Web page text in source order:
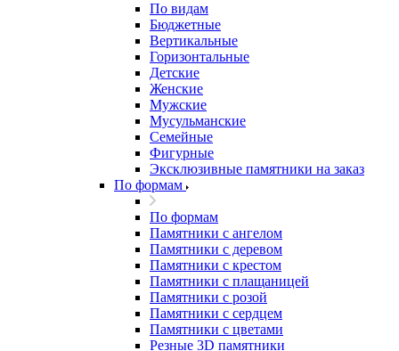
По видам
Бюджетные
Вертикальные
Горизонтальные
Детские
Женские
Мужские
Мусульманские
Семейные
Фигурные
Эксклюзивные памятники на заказ
По формам
По формам
Памятники с ангелом
Памятники с деревом
Памятники с крестом
Памятники с плащаницей
Памятники с розой
Памятники с сердцем
Памятники с цветами
Резные 3D памятники